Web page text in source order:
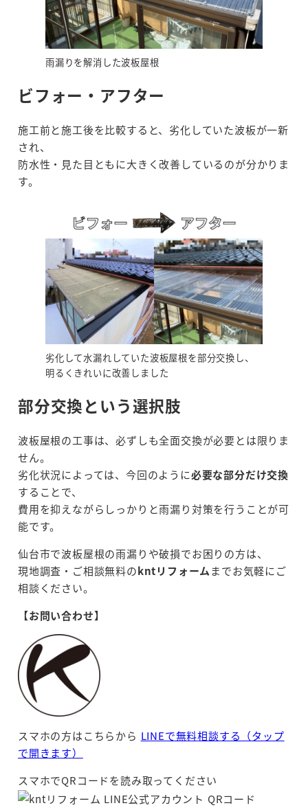
雨漏りを解消した波板屋根
ビフォー・アフター
施工前と施工後を比較すると、劣化していた波板が一新
され、
防水性・見た目ともに大きく改善しているのが分かりま
す。
劣化して水漏れしていた波板屋根を部分交換し、
明るくきれいに改善しました
部分交換という選択肢
波板屋根の工事は、必ずしも全面交換が必要とは限りま
せん。
劣化状況によっては、今回のように必要な部分だけ交換
することで、
費用を抑えながらしっかりと雨漏り対策を行うことが可
能です。
仙台市で波板屋根の雨漏りや破損でお困りの方は、
現地調査・ご相談無料のkntリフォームまでお気軽にご
相談ください。
【お問い合わせ】
スマホの方はこちらから LINEで無料相談する（タップ
で開きます）
スマホでQRコードを読み取ってください